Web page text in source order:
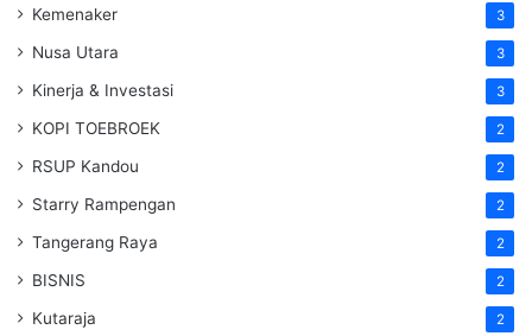
Kemenaker 3
Nusa Utara 3
Kinerja & Investasi 3
KOPI TOEBROEK 2
RSUP Kandou 2
Starry Rampengan 2
Tangerang Raya 2
BISNIS 2
Kutaraja 2